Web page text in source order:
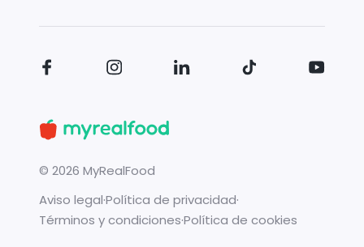
© 2026 MyRealFood
Aviso legal·Política de privacidad·
Términos y condiciones·Política de cookies